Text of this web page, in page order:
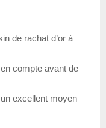
de rachat d’or à
compte avant de
excellent moyen